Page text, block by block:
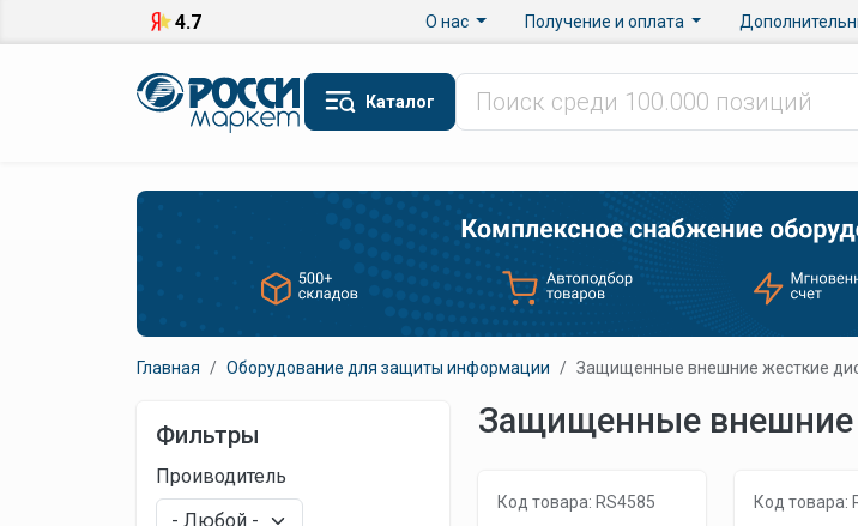
Перейти к основному содержанию
4.7 Верхнее меню
О нас Получение и оплата
Каталог
Главная Оборудование для защиты информации Защищенные внешние жесткие
Защищенные внешние
Код товара: RS4585 Код товара:
Фильтры
Проиводитель